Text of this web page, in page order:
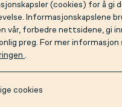
(cookies) for å gi
Informasjonskapslene
vår, forbedre nettsidene, gi
preg. For mer informasjon
.
cookies